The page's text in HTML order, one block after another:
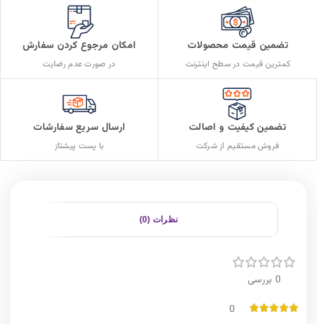
تضمین قیمت محصولات
کمترین قیمت در سطح اینترنت
امکان مرجوع کردن سفارش
در صورت عدم رضایت
تضمین کیفیت و اصالت
فروش مستقیم از شرکت
ارسال سریع سفارشات
با پست پیشتاز
نظرات (0)
0 بررسی
0